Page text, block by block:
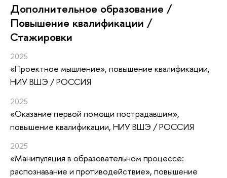
Дополнительное образование /
Повышение квалификации /
Стажировки
2025
«Проектное мышление», повышение квалификации,
НИУ ВШЭ / РОССИЯ
2025
«Оказание первой помощи пострадавшим»,
повышение квалификации, НИУ ВШЭ / РОССИЯ
2025
«Манипуляция в образовательном процессе:
распознавание и противодействие», повышение